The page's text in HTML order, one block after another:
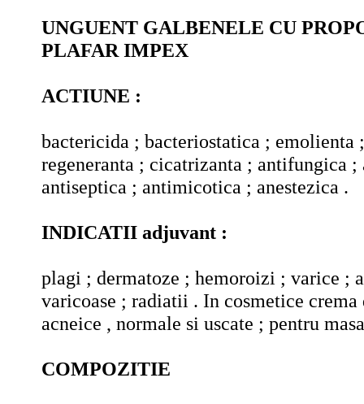
UNGUENT GALBENELE CU
PLAFAR IMPEX
ACTIUNE :
bactericida ; bacteriostatica ; emolienta
regeneranta ; cicatrizanta ; antifungica
antiseptica ; antimicotica ; anestezica .
INDICATII adjuvant :
plagi ; dermatoze ; hemoroizi ; varice ;
varicoase ; radiatii . In cosmetice
acneice , normale si uscate ; pentru
COMPOZITIE